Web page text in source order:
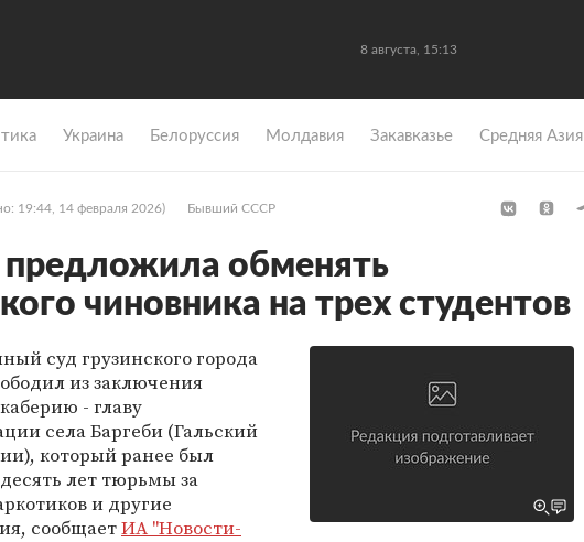
8 августа, 15:13
Украина Белоруссия Молдавия Закавказье Средняя Азия
19:44, 14 февраля 2026) Бывший СССР
предложила обменять
чиновника на трех студентов
суд грузинского города
из заключения
- главу
села Баргеби (Гальский
который ранее был
лет тюрьмы за
и другие
сообщаетИА "Новости-